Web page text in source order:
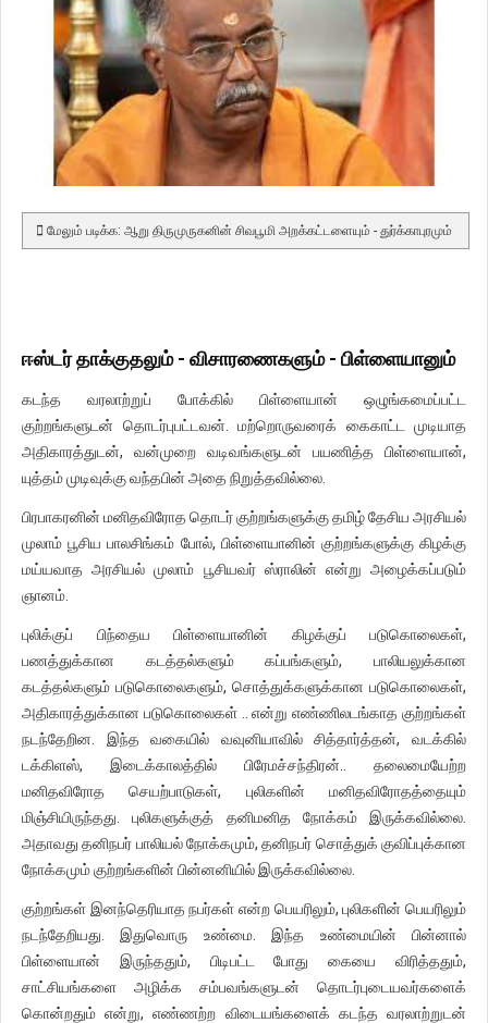
மேலும் படிக்க: ஆறு திருமுருகனின் சிவபூமி அறக்கட்டளையும் - துர்க்காபுரமும்
ஈஸ்டர் தாக்குதலும் - விசாரணைகளும் - பிள்ளையானும்
கடந்த வரலாற்றுப் போக்கில் பிள்ளையான் ஒழுங்கமைப்பட்ட
குற்றங்களுடன் தொடர்புபட்டவன். மற்றொருவரைக் கைகாட்ட முடியாத
அதிகாரத்துடன், வன்முறை வடிவங்களுடன் பயணித்த பிள்ளையான்,
யுத்தம் முடிவுக்கு வந்தபின் அதை நிறுத்தவில்லை.
பிரபாகரனின் மனிதவிரோத தொடர் குற்றங்களுக்கு தமிழ் தேசிய அரசியல்
முலாம் பூசிய பாலசிங்கம் போல், பிள்ளையானின் குற்றங்களுக்கு கிழக்கு
மய்யவாத அரசியல் முலாம் பூசியவர் ஸ்ராலின் என்று அழைக்கப்படும்
ஞானம்.
புலிக்குப் பிந்தைய பிள்ளையானின் கிழக்குப் படுகொலைகள்,
பணத்துக்கான கடத்தல்களும் கப்பங்களும், பாலியலுக்கான
கடத்தல்களும் படுகொலைகளும், சொத்துக்களுக்கான படுகொலைகள்,
அதிகாரத்துக்கான படுகொலைகள் .. என்று எண்ணிலடங்காத குற்றங்கள்
நடந்தேறின. இந்த வகையில் வவுனியாவில் சித்தார்த்தன், வடக்கில்
டக்கிளஸ், இடைக்காலத்தில் பிரேமச்சந்திரன்.. தலைமையேற்ற
மனிதவிரோத செயற்பாடுகள், புலிகளின் மனிதவிரோதத்தையும்
மிஞ்சியிருந்தது. புலிகளுக்குத் தனிமனித நோக்கம் இருக்கவில்லை.
அதாவது தனிநபர் பாலியல் நோக்கமும், தனிநபர் சொத்துக் குவிப்புக்கான
நோக்கமும் குற்றங்களின் பின்னனியில் இருக்கவில்லை.
குற்றங்கள் இனந்தெரியாத நபர்கள் என்ற பெயரிலும், புலிகளின் பெயரிலும்
நடந்தேறியது. இதுவொரு உண்மை. இந்த உண்மையின் பின்னால்
பிள்ளையான் இருந்ததும், பிடிபட்ட போது கையை விரித்ததும்,
சாட்சியங்களை அழிக்க சம்பவங்களுடன் தொடர்புடையவர்களைக்
கொன்றதும் என்று, எண்ணற்ற விடையங்களைக் கடந்த வரலாற்றுடன்